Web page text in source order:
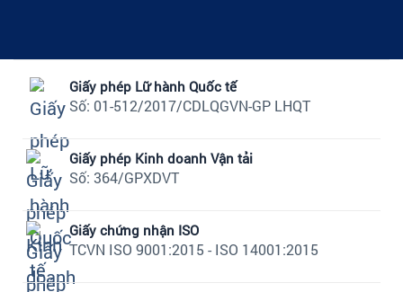
Giấy phép Lữ hành Quốc tế
Số: 01-512/2017/CDLQGVN-GP LHQT
Giấy phép Kinh doanh Vận tải
Số: 364/GPXDVT
Giấy chứng nhận ISO
TCVN ISO 9001:2015 - ISO 14001:2015